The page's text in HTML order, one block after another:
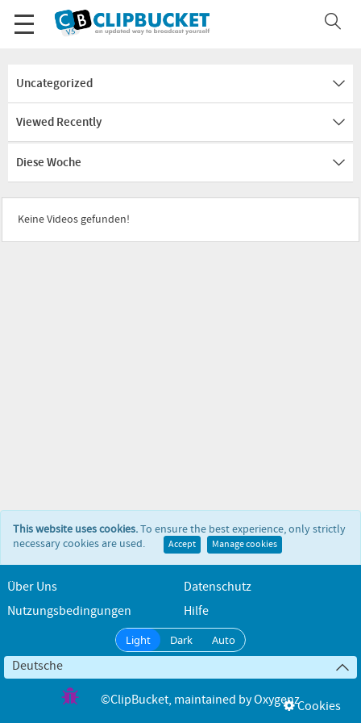
Uncategorized
Viewed Recently
Diese Woche
Keine Videos gefunden!
This website uses cookies.To ensure the best experience, only strictly
necessary cookies are used.
Accept Manage cookies
Über Uns
Datenschutz
Nutzungsbedingungen
Hilfe
Light Dark Auto
Deutsche
©ClipBucket, maintained byOxygenzCookies